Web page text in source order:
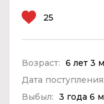
25
Возраст: 6 лет 3
Дата поступления:
Выбыл: 3 года 6